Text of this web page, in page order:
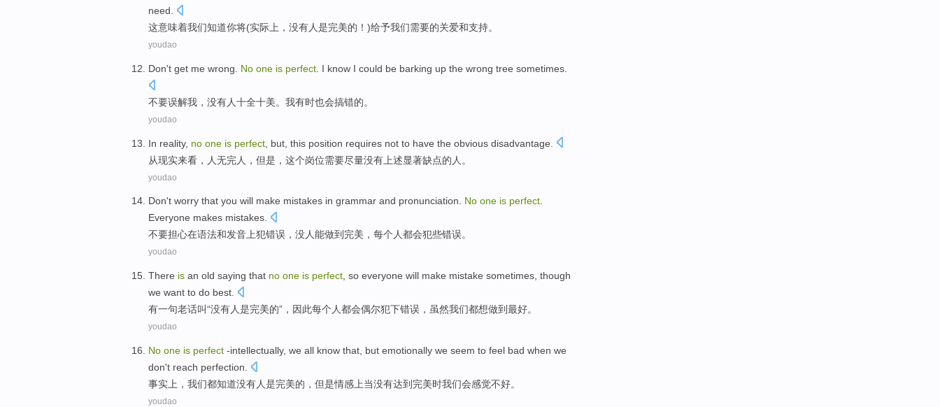
need
这意味着我们知道你将(实际上 ， 没有人是完美的 ！)给予我们需要的关爱和支持。
youdao
Don't get me wrong. No one is perfect I know I could be barking up the wrong tree sometimes
不要误解我 ， 没有人十全十美。 我有时也会搞错的。
youdao
In reality, no one is perfect but this position requires not to have the obvious disadvantage
从现实来看 ， 人无完人 ， 但是 ， 这个岗位需要尽量没有 上述显著缺点的人。
youdao
Don't worry that you will make mistakes in grammar and pronunciation. No one is perfect.
Everyone makes mistakes.
不要担心在语法和发音上犯错误 ， 没人能做到完美 ， 每个人都会犯些错误。
youdao
There is an old saying that no one is perfect so everyone will make mistake sometimes though
we want to do best
有一句老话叫“没有人是完美的”， 因此每个 人都会偶尔犯下错误， 虽然我们都想做到最好。
youdao
No one is perfect -intellectually, we all know that but emotionally we seem to feel bad when we
don't reach perfection
事实上， 我们都知道没有人是完美的， 但是情感 上当没有达到 完美时我们会感觉不好。
youdao